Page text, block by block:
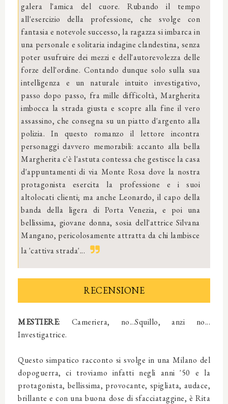
galera l'amica del cuore. Rubando il tempo
all'esercizio della professione, che svolge con
fantasia e notevole successo, la ragazza si imbarca in
una personale e solitaria indagine clandestina, senza
poter usufruire dei mezzi e dell'autorevolezza delle
forze dell'ordine. Contando dunque solo sulla sua
intelligenza e un naturale intuito investigativo,
passo dopo passo, fra mille difficoltà, Margherita
imbocca la strada giusta e scopre alla fine il vero
assassino, che consegna su un piatto d'argento alla
polizia. In questo romanzo il lettore incontra
personaggi davvero memorabili: accanto alla bella
Margherita c'è l'astuta contessa che gestisce la casa
d'appuntamenti di via Monte Rosa dove la nostra
protagonista esercita la professione e i suoi
altolocati clienti; ma anche Leonardo, il capo della
banda della ligera di Porta Venezia, e poi una
bellissima, giovane donna, sosia dell'attrice Silvana
Mangano, pericolosamente attratta da chi lambisce
la 'cattiva strada'...
RECENSIONE
MESTIERE: Cameriera, no...Squillo, anzi no...
Investigatrice.
Questo simpatico racconto si svolge in una Milano del
dopoguerra, ci troviamo infatti negli anni '50 e la
protagonista, bellissima, provocante, spigliata, audace,
brillante e con una buona dose di sfacciataggine, è Rita